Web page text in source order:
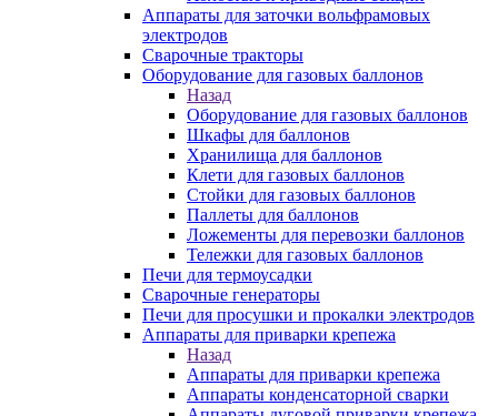
Аппараты для заточки вольфрамовых
электродов
Сварочные тракторы
Оборудование для газовых баллонов
Назад
Оборудование для газовых баллонов
Шкафы для баллонов
Хранилища для баллонов
Клети для газовых баллонов
Стойки для газовых баллонов
Паллеты для баллонов
Ложементы для перевозки баллонов
Тележки для газовых баллонов
Печи для термоусадки
Сварочные генераторы
Печи для просушки и прокалки электродов
Аппараты для приварки крепежа
Назад
Аппараты для приварки крепежа
Аппараты конденсаторной сварки